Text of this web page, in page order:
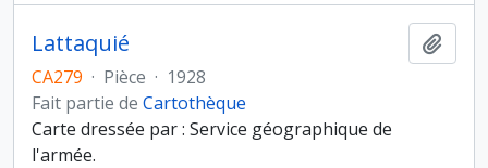
Lattaquié
CA279 · Pièce · 1928
Fait partie de Cartothèque
Carte dressée par : Service géographique de
l'armée.